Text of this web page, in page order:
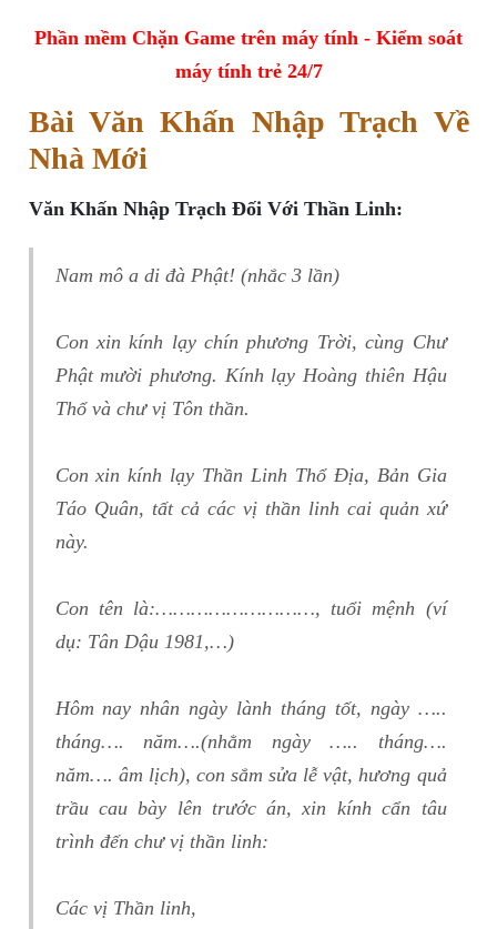
Phần mềm Chặn Game trên máy tính - Kiểm soát
máy tính trẻ 24/7
Bài Văn Khấn Nhập Trạch Về
Nhà Mới
Văn Khấn Nhập Trạch Đối Với Thần Linh:
Nam mô a di đà Phật! (nhắc 3 lần)
Con xin kính lạy chín phương Trời, cùng Chư
Phật mười phương. Kính lạy Hoàng thiên Hậu
Thổ và chư vị Tôn thần.
Con xin kính lạy Thần Linh Thổ Địa, Bản Gia
Táo Quân, tất cả các vị thần linh cai quản xứ
này.
Con tên là:………………………, tuổi mệnh (ví
dụ: Tân Dậu 1981,…)
Hôm nay nhân ngày lành tháng tốt, ngày …..
tháng…. năm….(nhằm ngày ….. tháng….
năm…. âm lịch), con sắm sửa lễ vật, hương quả
trầu cau bày lên trước án, xin kính cẩn tâu
trình đến chư vị thần linh:
Các vị Thần linh,